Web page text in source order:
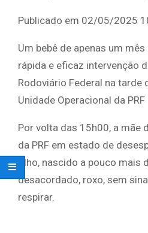
Publicado em 02/05/2025
Um bebê de apenas um
rápida e eficaz intervenção
Rodoviário Federal na tarde
Unidade Operacional da PRF
Por volta das 15h00, a mãe
da PRF em estado de
filho, nascido a pouco mais
desacordado, roxo, sem
respirar.